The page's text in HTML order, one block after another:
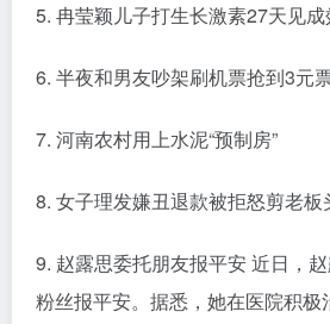
5. 冉莹颖儿子打生长激素27天见成
6. 半夜和男友吵架刷机票抢到3元
7. 河南农村用上水泥“预制房”
8. 女子理发嫌丑退款被拒怒剪老板
9. 赵露思委托朋友报平安 近日，
粉丝报平安。据悉，她在医院积极